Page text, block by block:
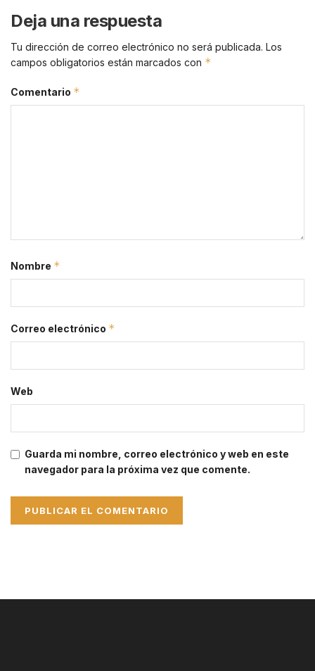
Deja una respuesta
Tu dirección de correo electrónico no será publicada. Los
campos obligatorios están marcados con *
Comentario *
Nombre *
Correo electrónico *
Web
Guarda mi nombre, correo electrónico y web en este
navegador para la próxima vez que comente.